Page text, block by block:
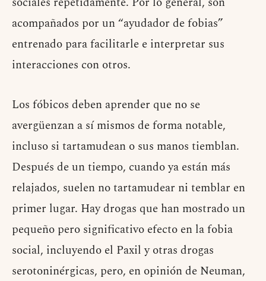
acompañados por un “ayudador de fobias”
entrenado para facilitarle e interpretar sus
interacciones con otros.
Los fóbicos deben aprender que no se
avergüenzan a sí mismos de forma notable,
incluso si tartamudean o sus manos tiemblan.
Después de un tiempo, cuando ya están más
relajados, suelen no tartamudear ni temblar en
primer lugar. Hay drogas que han mostrado un
pequeño pero significativo efecto en la fobia
social, incluyendo el Paxil y otras drogas
serotoninérgicas, pero, en opinión de Neuman,